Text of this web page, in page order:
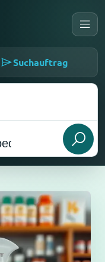
Suchauftrag